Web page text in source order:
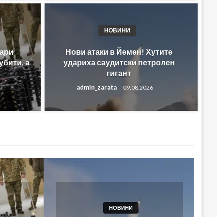
Украйна проникват
в Русия! Но могат ли да
на Путин?
а
НОВИНИ
Нови атаки в Йемен! Хутите
удариха саудитски петролен
гигант
admin_zarata 09.08.2026
БИЗНЕС